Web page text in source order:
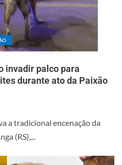
invadir palco para
durante ato da Paixão
a tradicional encenação da
(RS),...